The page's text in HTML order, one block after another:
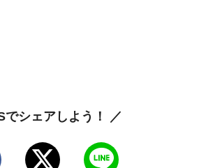
でシェアしよう！ ／